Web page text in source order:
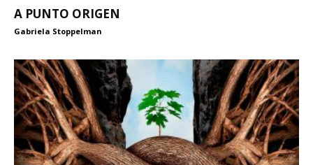
A PUNTO ORIGEN
Gabriela Stoppelman